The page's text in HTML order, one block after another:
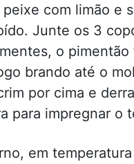
peixe com limão e
Junte os 3
o
brando até o
por cima e
para impregnar o
em